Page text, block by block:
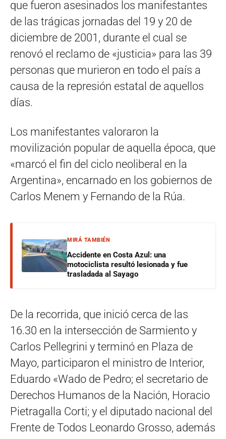
que fueron asesinados los manifestantes
de las trágicas jornadas del 19 y 20 de
diciembre de 2001, durante el cual se
renovó el reclamo de «justicia» para las 39
personas que murieron en todo el país a
causa de la represión estatal de aquellos
días.
Los manifestantes valoraron la
movilización popular de aquella época, que
«marcó el fin del ciclo neoliberal en la
Argentina», encarnado en los gobiernos de
Carlos Menem y Fernando de la Rúa.
MIRÁ TAMBIÉN
Accidente en Costa Azul: una
motociclista resultó lesionada y fue
trasladada al Sayago
De la recorrida, que inició cerca de las
16.30 en la intersección de Sarmiento y
Carlos Pellegrini y terminó en Plaza de
Mayo, participaron el ministro de Interior,
Eduardo «Wado de Pedro; el secretario de
Derechos Humanos de la Nación, Horacio
Pietragalla Corti; y el diputado nacional del
Frente de Todos Leonardo Grosso, además